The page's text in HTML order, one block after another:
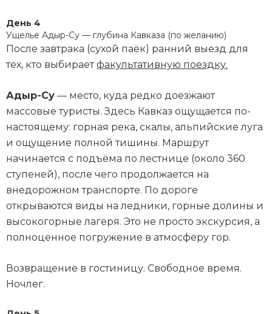
День 4
Ущелье Адыр-Су — глубина Кавказа (по желанию)
После завтрака (сухой паёк) ранний выезд для
тех, кто выбираетфакультативную поездку.
Адыр-Су — место, куда редко доезжают
массовые туристы. Здесь Кавказ ощущается по-
настоящему: горная река, скалы, альпийские луга
и ощущение полной тишины. Маршрут
начинается с подъёма по лестнице (около 360
ступеней), после чего продолжается на
внедорожном транспорте. По дороге
открываются виды на ледники, горные долины и
высокогорные лагеря. Это не просто экскурсия, а
полноценное погружение в атмосферу гор.
Возвращение в гостиницу. Свободное время.
Ночлег.